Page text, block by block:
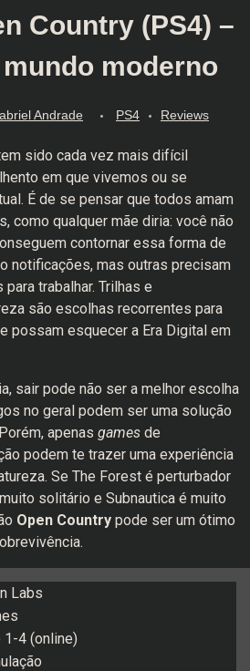
Country (PS4) –
moderno
Andrade PS4 Reviews
sido cada vez mais difícil
em que vivemos ou se
É de se pensar que todos amam
como qualquer mãe diria: você não
contornar essa forma de
notificações, mas outras precisam
trabalhar. Trilhas e
são escolhas recorrentes para
possam esquecer a Era Digital em
sair pode não ser a melhor escolha
no geral podem ser uma solução
apenas games de
podem te trazer uma experiência
Se The Forest é perturbador
solitário e Subnautica é muito
Open Country pode ser um ótimo
Labs
1-4 (online)